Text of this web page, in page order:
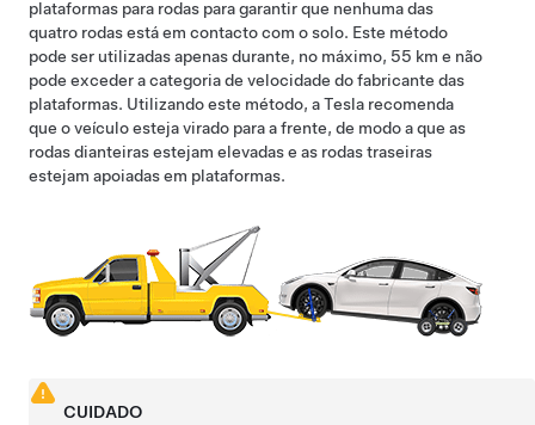
plataformas para rodas para garantir que nenhuma das
quatro rodas está em contacto com o solo. Este método
pode ser utilizadas apenas durante, no máximo, 55 km e não
pode exceder a categoria de velocidade do fabricante das
plataformas. Utilizando este método, a Tesla recomenda
que o veículo esteja virado para a frente, de modo a que as
rodas dianteiras estejam elevadas e as rodas traseiras
estejam apoiadas em plataformas.
CUIDADO